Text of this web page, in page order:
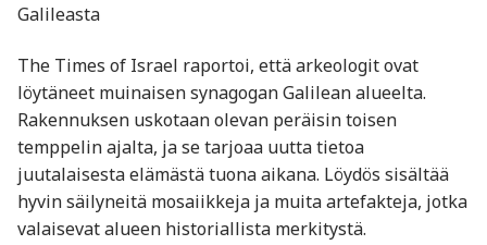
Galileasta
The Times of Israel raportoi, että arkeologit ovat
löytäneet muinaisen synagogan Galilean alueelta.
Rakennuksen uskotaan olevan peräisin toisen
temppelin ajalta, ja se tarjoaa uutta tietoa
juutalaisesta elämästä tuona aikana. Löydös sisältää
hyvin säilyneitä mosaiikkeja ja muita artefakteja, jotka
valaisevat alueen historiallista merkitystä.​